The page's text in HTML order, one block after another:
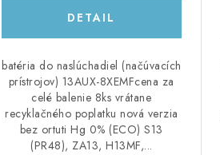
DETAIL
batéria do naslúchadiel (načúvacích
prístrojov) 13AUX-8XEMFcena za
celé balenie 8ks vrátane
recyklačného poplatku nová verzia
bez ortuti Hg 0% (ECO) S13
(PR48), ZA13, H13MF,...